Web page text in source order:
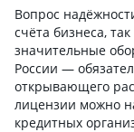
Вопрос
счёта бизнеса,
значительные
России —
открывающего
лицензии можно
кредитных